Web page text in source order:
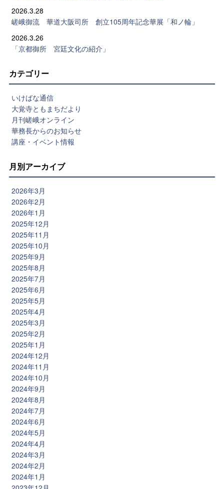
2026.3.28
嵯峨御流 華道大阪司所 創立105周年記念華展「和ノ輪」
2026.3.26
「京都御所 宮廷文化の紹介」
カテゴリー
いけばな通信
大覚寺ともまちだより
月刊嵯峨オンライン
華務長からのお知らせ
講座・イベント情報
月別アーカイブ
2026年3月
2026年2月
2026年1月
2025年12月
2025年11月
2025年10月
2025年9月
2025年8月
2025年7月
2025年6月
2025年5月
2025年4月
2025年3月
2025年2月
2025年1月
2024年12月
2024年11月
2024年10月
2024年9月
2024年8月
2024年7月
2024年6月
2024年5月
2024年4月
2024年3月
2024年2月
2024年1月